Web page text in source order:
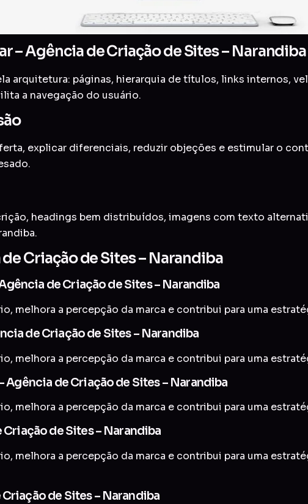
– Agência de Criação de Sites – Narandiba
arquitetura: páginas, hierarquia de títulos, links internos,
a navegação do usuário.
explicar diferenciais, reduzir objeções e estimular o
headings bem distribuídos, imagens com texto
Criação de Sites – Narandiba
de Criação de Sites – Narandiba
melhora a percepção da marca e contribui para uma
de Criação de Sites – Narandiba
melhora a percepção da marca e contribui para uma
de Criação de Sites – Narandiba
melhora a percepção da marca e contribui para uma
Criação de Sites – Narandiba
melhora a percepção da marca e contribui para uma
de Sites – Narandiba